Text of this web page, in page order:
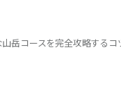
岳コースを完全攻略するコ